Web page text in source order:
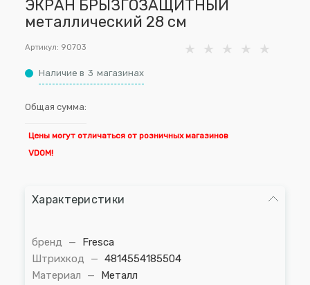
ЭКРАН БРЫЗГОЗАЩИТНЫЙ
металлический 28 см
Артикул: 90703
Наличие в 3 магазинах
Общая сумма:
Цены могут отличаться от розничных магазинов
VDOM!
Характеристики
бренд —
Fresca
Штрихкод
— 4814554185504
Материал
—
Металл